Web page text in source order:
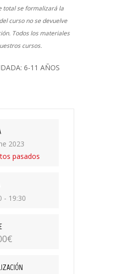
total se formalizará la
curso no se devuelve
Todos los materiales
cursos.
6-11 AÑOS
2023
pasados
- 19:30